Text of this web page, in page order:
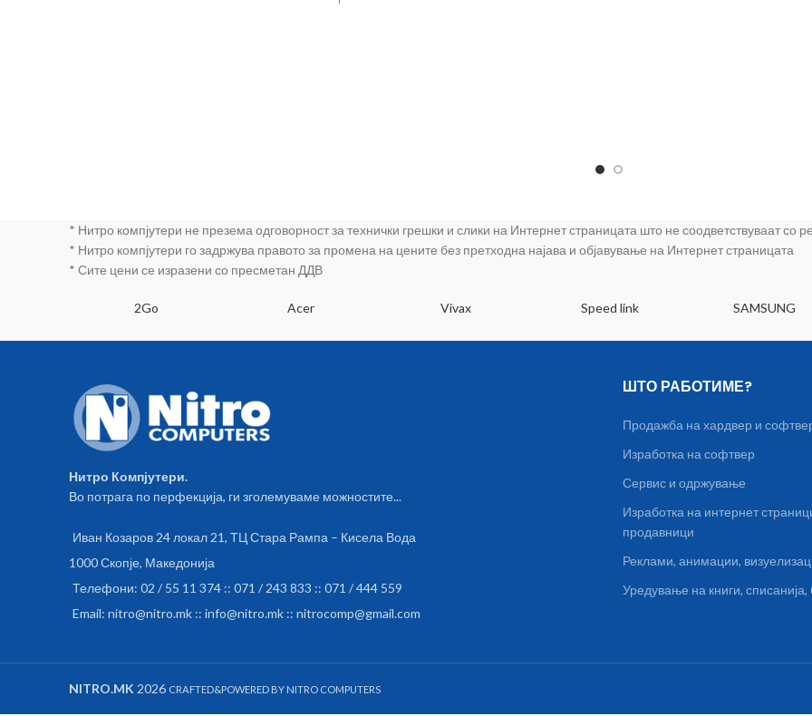
* Нитро компјутери не презема одговорност за технички грешки и слики на Интернет страницата што не соодветствуваат со
* Нитро компјутери го задржува правото за промена на цените без претходна најава и објавување на Интернет страницата
* Сите цени се изразени со пресметан ДДВ
2Go Acer Vivax Speed link SAMSUNG
Нитро Компјутери.
Во потрага по перфекција, ги зголемуваме можностите...
Иван Козаров 24 локал 21, ТЦ Стара Рампа – Кисела Вода
1000 Скопје, Македонија
Телефони: 02 / 55 11 374 :: 071 / 243 833 :: 071 / 444 559
Email: nitro@nitro.mk :: info@nitro.mk :: nitrocomp@gmail.com
ШТО РАБОТИМЕ?
Продажба на хардвер и
Изработка на софтвер
Сервис и одржување
Изработка на интернет
продавници
Реклами, анимации,
Уредување на книги,
NITRO.MK 2026 CRAFTED&POWERED BY NITRO COMPUTERS